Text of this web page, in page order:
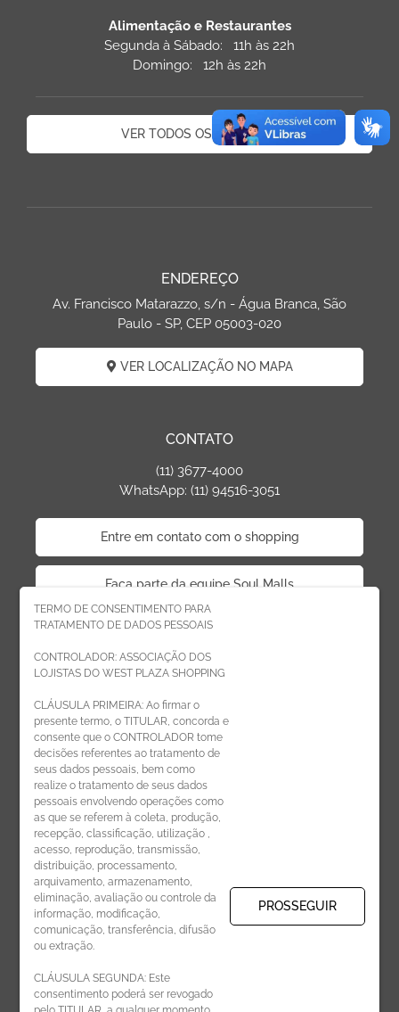
TERMO DE CONSENTIMENTO PARA
TRATAMENTO DE DADOS PESSOAIS
CONTROLADOR: ASSOCIAÇÃO DOS
LOJISTAS DO WEST PLAZA SHOPPING
CLÁUSULA PRIMEIRA: Ao firmar o
presente termo, o TITULAR, concorda e
consente que o CONTROLADOR tome
decisões referentes ao tratamento de
seus dados pessoais, bem como
realize o tratamento de seus dados
pessoais envolvendo operações como
as que se referem à coleta, produção,
recepção, classificação, utilização ,
acesso, reprodução, transmissão,
distribuição, processamento,
arquivamento, armazenamento,
eliminação, avaliação ou controle da
informação, modificação,
comunicação, transferência, difusão
ou extração.
CLÁUSULA SEGUNDA: Este
consentimento poderá ser revogado
PROSSEGUIR
Alimentação e Restaurantes
Segunda à Sábado: 11h às 22h
Domingo: 12h às 22h
VER TODOS OS HORÁRIOS
ENDEREÇO
Av. Francisco Matarazzo, s/n - Água Branca, São
Paulo - SP, CEP 05003-020
VER LOCALIZAÇÃO NO MAPA
CONTATO
(11) 3677-4000
WhatsApp: (11) 94516-3051
Entre em contato com o shopping
Faça parte da equipe Soul Malls
Faça parte da equipe West Plaza
Politica de privacidade
Código de Ética de Parceiros
CADASTRE-SE
Receba novidades por e-mail:
CADASTRAR